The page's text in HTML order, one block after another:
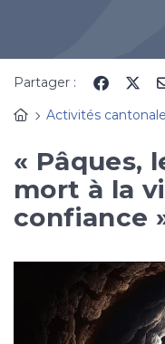
Partager :
Activités
« Pâques,
mort à la
confiance